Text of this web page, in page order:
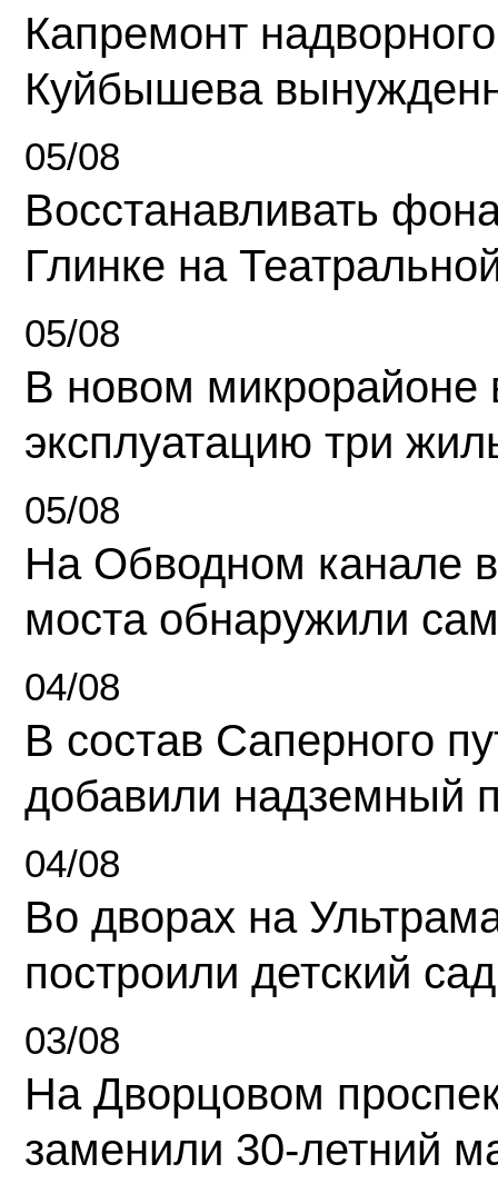
Капремонт
Куйбышева
05/08
Восстанавливать
Глинке на
05/08
В новом микрорайоне
эксплуатацию три
05/08
На Обводном канале
моста обнаружили
04/08
В состав Саперного
добавили надземный
04/08
Во дворах на
построили детский сад
03/08
На Дворцовом
заменили 30-летний